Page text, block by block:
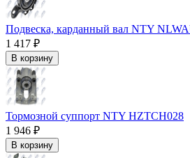
Подвеска, карданный вал NTY
1 417 ₽
В корзину
Тормозной суппорт NTY HZTCH028
1 946 ₽
В корзину